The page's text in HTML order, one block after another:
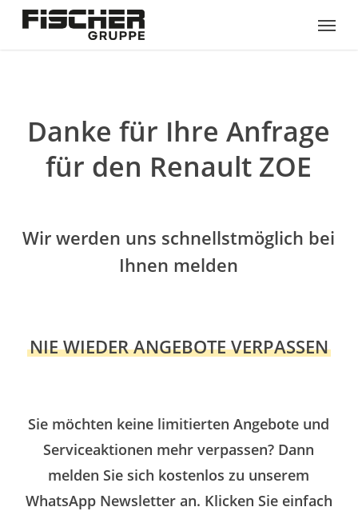
Menu
Danke für Ihre Anfrage
für den Renault ZOE
Wir werden uns schnellstmöglich bei
Ihnen melden
NIE WIEDER ANGEBOTE VERPASSEN
Sie möchten keine limitierten Angebote und
Serviceaktionen mehr verpassen? Dann
melden Sie sich kostenlos zu unserem
WhatsApp Newsletter an. Klicken Sie einfach